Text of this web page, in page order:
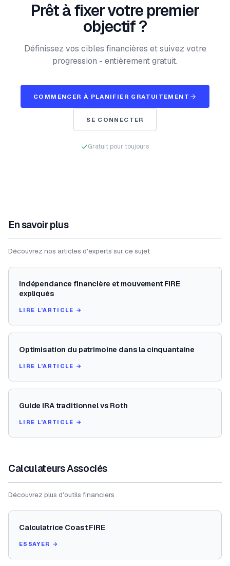
Prêt à fixer votre premier
objectif ?
Définissez vos cibles financières et suivez votre
progression - entièrement gratuit.
COMMENCER À PLANIFIER GRATUITEMENT
SE CONNECTER
Gratuit pour toujours
En savoir plus
Découvrez nos articles d'experts sur ce sujet
Indépendance financière et mouvement FIRE
expliqués
LIRE L'ARTICLE →
Optimisation du patrimoine dans la cinquantaine
LIRE L'ARTICLE →
Guide IRA traditionnel vs Roth
LIRE L'ARTICLE →
Calculateurs Associés
Découvrez plus d'outils financiers
Calculatrice Coast FIRE
ESSAYER →